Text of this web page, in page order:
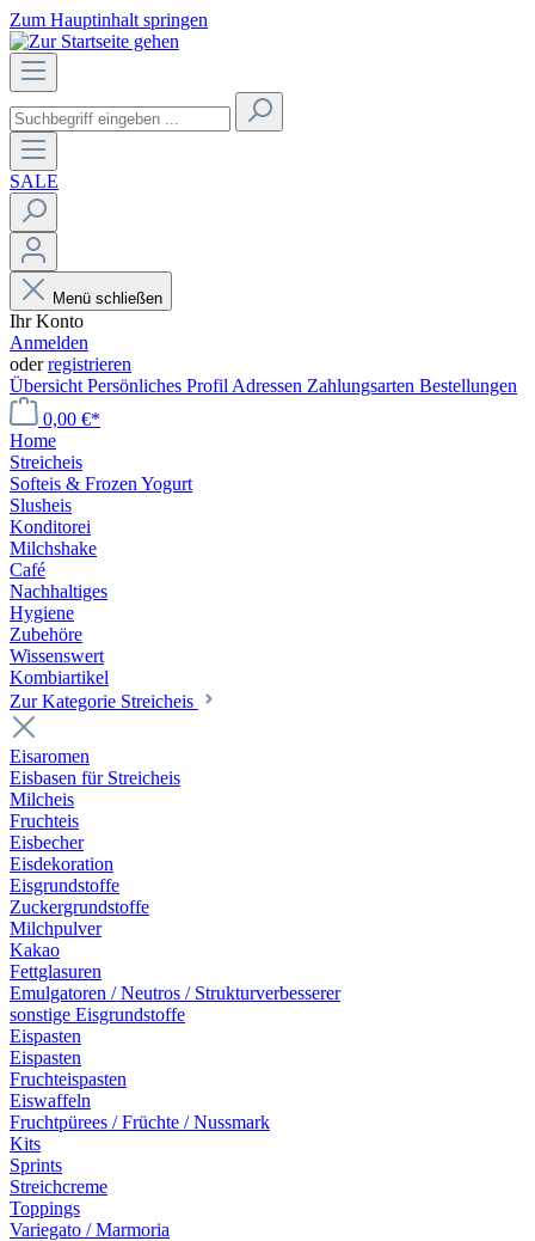
Zum Hauptinhalt springen
SALE
Menü schließen
Ihr Konto
Anmelden
oderregistrieren
Übersicht Persönliches Profil Adressen Zahlungsarten Bestellungen
0,00 €*
Home
Streicheis
Softeis & Frozen Yogurt
Slusheis
Konditorei
Milchshake
Café
Nachhaltiges
Hygiene
Zubehöre
Wissenswert
Kombiartikel
Zur Kategorie Streicheis
Eisaromen
Eisbasen für Streicheis
Milcheis
Fruchteis
Eisbecher
Eisdekoration
Eisgrundstoffe
Zuckergrundstoffe
Milchpulver
Kakao
Fettglasuren
Emulgatoren / Neutros / Strukturverbesserer
sonstige Eisgrundstoffe
Eispasten
Eispasten
Fruchteispasten
Eiswaffeln
Fruchtpürees / Früchte / Nussmark
Kits
Sprints
Streichcreme
Toppings
Variegato / Marmoria